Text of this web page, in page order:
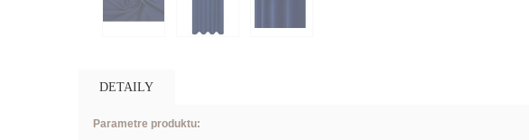
DETAILY
Parametre produktu: